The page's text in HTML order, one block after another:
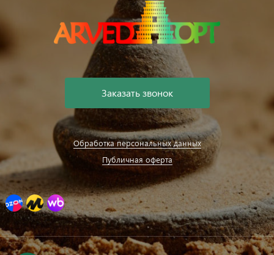
Заказать звонок
Обработка персональных данных
Публичная оферта